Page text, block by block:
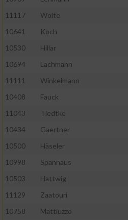
11117
Woite
10641
Koch
10530
Hillar
10694
Lachmann
11111
Winkelmann
10408
Fauck
11043
Tiedtke
10434
Gaertner
10500
Häseler
10998
Spannaus
10503
Hattwig
11129
Zaatouri
10758
Mattiuzzo
Funktional
Werbung